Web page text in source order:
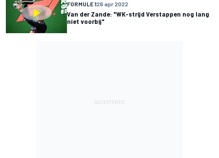
FORMULE 126 apr 2022
Van der Zande: "WK-strijd Verstappen nog lang
niet voorbij"